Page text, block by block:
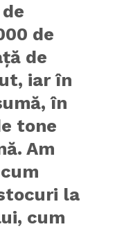
de
de
iar în
în
tone
Am
la
cum